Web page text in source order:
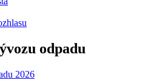
odpadu
2026